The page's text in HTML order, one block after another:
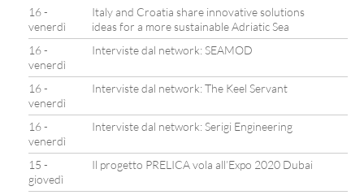
16 -
venerdì
Italy and Croatia share innovative solutions
ideas for a more sustainable Adriatic Sea
16 -
venerdì
Interviste dal network: SEAMOD
16 -
venerdì
Interviste dal network: The Keel Servant
16 -
venerdì
Interviste dal network: Serigi Engineering
15 -
giovedì
Il progetto PRELICA vola all’Expo 2020 Dubai